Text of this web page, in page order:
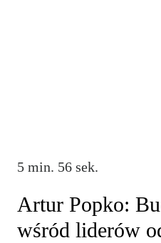
5 min. 56 sek.
Artur Popko:
wśród liderów